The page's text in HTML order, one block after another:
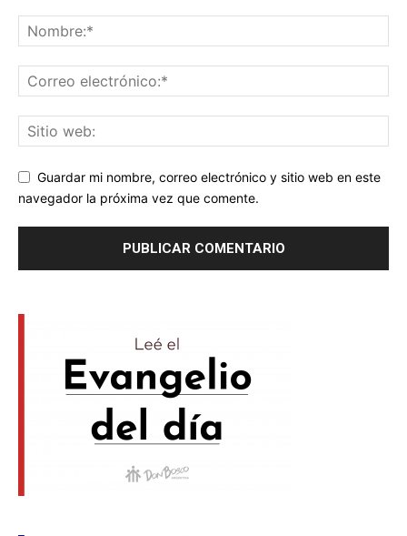
Guardar mi nombre, correo electrónico y sitio web en este
navegador la próxima vez que comente.